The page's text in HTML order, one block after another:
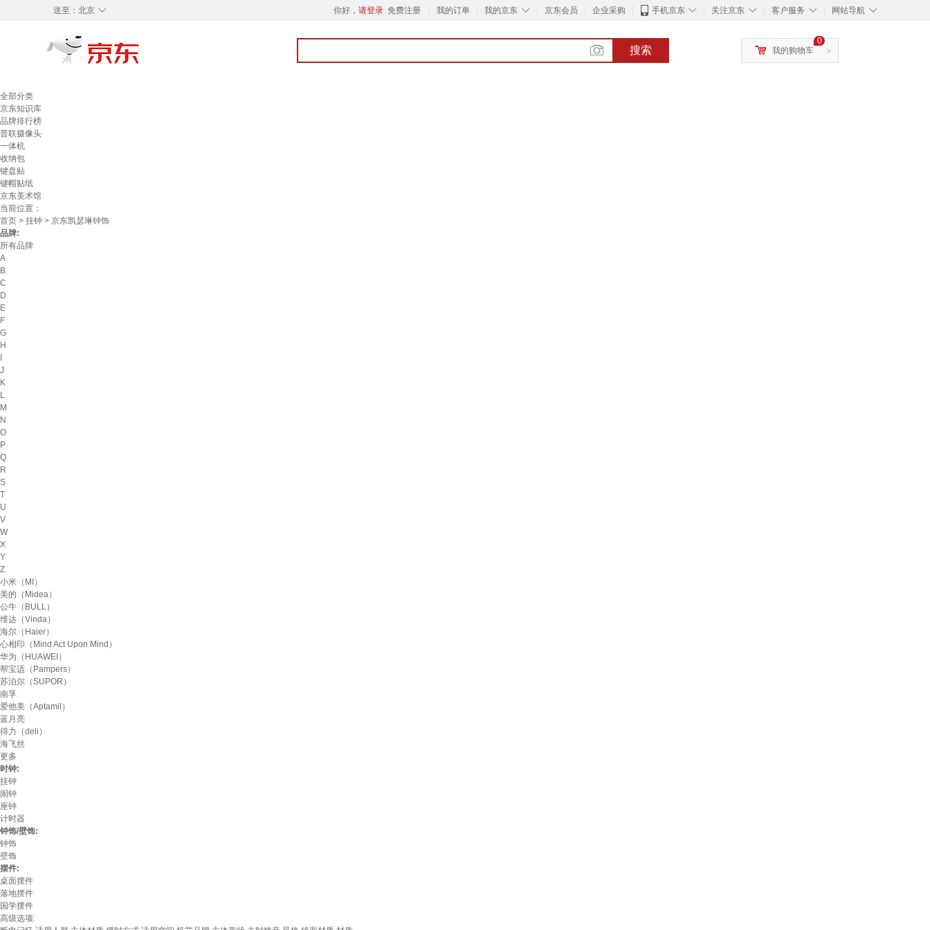
◇
送至： 北京 你好， 请登录 免费注册 我的订单 ◇
我的京东 京东会员 企业采购 ◇
手机京东 ◇
关注京东 ◇
客户服务 ◇
网站导航
搜索 >
0
我的购物车
全部分类
京东知识库
品牌排行榜
普联摄像头
一体机
收纳包
键盘贴
键帽贴纸
京东美术馆
当前位置：
首页 > 挂钟 > 京东凯瑟琳钟饰
品牌:
所有品牌
A
B
C
D
E
F
G
H
J
K
L
M
N
O
P
Q
R
S
T
U
V
W
X
Y
Z
小米（MI）
美的（Midea）
公牛（BULL）
维达（Vinda）
海尔（Haier）
心相印（Mind Act Upon Mind）
华为（HUAWEI）
帮宝适（Pampers）
苏泊尔（SUPOR）
南孚
爱他美（Aptamil）
蓝月亮
得力（deli）
海飞丝
更多
时钟:
挂钟
闹钟
座钟
计时器
钟饰/壁饰:
钟饰
壁饰
摆件:
桌面摆件
落地摆件
国学摆件
高级选项: